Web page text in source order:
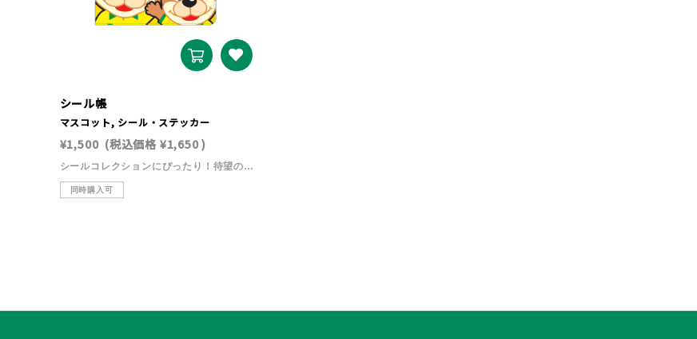
シール帳
マスコット, シール・ステッカー
¥1,500 (税込価格 ¥1,650)
シールコレクションにぴったり！待望のPVCシール帳（ポケットシート付）が登場しました。貼って剥がせるポケットシートが10枚付きなので、お気に入りのシールを台紙を傷めずに収納・整理できます。【サイズ】約12×15.8×2.5cm【素材】PVC【注意事項】※画像はイメージです。実際の商品と異なる場合がございます。※一度のご注文で複数の商品をご注文いただいた場合、すべての商品が揃い次第の発送となります。お急ぎの場合は、受注商品と分けてご注文いただきますようお願いします。
同時購入可